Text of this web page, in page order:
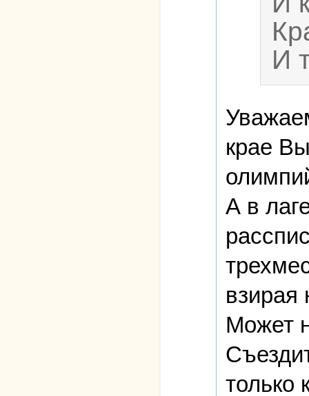
И
крае
А в
взирая
Может
только